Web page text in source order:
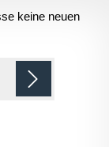
keine neuen